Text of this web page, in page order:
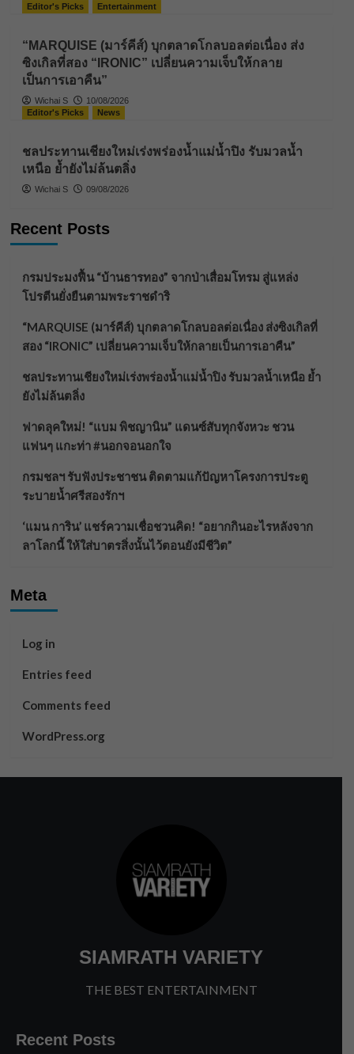
Editor's Picks
Entertainment
“MARQUISE (มาร์คีส์) บุกตลาดโกลบอลต่อเนื่อง ส่ง
ซิงเกิลที่สอง “IRONIC” เปลี่ยนความเจ็บให้กลาย
เป็นการเอาคืน”
Wichai S
10/08/2026
Editor's Picks
News
ชลประทานเชียงใหม่เร่งพร่องน้ำแม่น้ำปิง รับมวลน้ำ
เหนือ ย้ำยังไม่ล้นตลิ่ง
Wichai S 09/08/2026
Recent Posts
กรมประมงฟื้น “บ้านธารทอง” จากป่าเสื่อมโทรม สู่แหล่ง
โปรตีนยั่งยืนตามพระราชดำริ
“MARQUISE (มาร์คีส์) บุกตลาดโกลบอลต่อเนื่อง ส่งซิงเกิลที่
สอง “IRONIC” เปลี่ยนความเจ็บให้กลายเป็นการเอาคืน”
ชลประทานเชียงใหม่เร่งพร่องน้ำแม่น้ำปิง รับมวลน้ำเหนือ ย้ำ
ยังไม่ล้นตลิ่ง
ฟาดลุคใหม่! “แบม พิชญานิน” แดนซ์สับทุกจังหวะ ชวน
แฟนๆ แกะท่า #นอกจอนอกใจ
กรมชลฯ รับฟังประชาชน ติดตามแก้ปัญหาโครงการประตู
ระบายน้ำศรีสองรักฯ
‘แมน การิน’ แชร์ความเชื่อชวนคิด! “อยากกินอะไรหลังจาก
ลาโลกนี้ ให้ใส่บาตรสิ่งนั้นไว้ตอนยังมีชีวิต”
Meta
Log in
Entries feed
Comments feed
WordPress.org
SIAMRATH VARIETY
THE BEST ENTERTAINMENT
Recent Posts